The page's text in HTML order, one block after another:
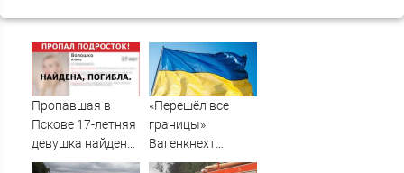
Пропавшая в
Пскове 17-летняя
девушка найдена
мертвой
«Перешёл все
границы»:
Вагенкнехт
жёстко ответила